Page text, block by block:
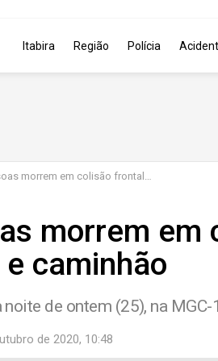
Itabira Região Polícia
em colisão frontal entre carro e caminhão
morrem em
caminhão
de ontem (25), na MGC-
de 2020, 10:48